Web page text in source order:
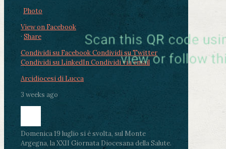
Photo
View on Facebook
· Share
Condividi su FacebookCondividi su Twitter
Condividi su LinkedInCondividi via email
Arcidiocesi di Lucca
3 weeks ago
Domenica 19 luglio si è svolta, sul Monte
Argegna, la XXII Giornata Diocesana della Salute.